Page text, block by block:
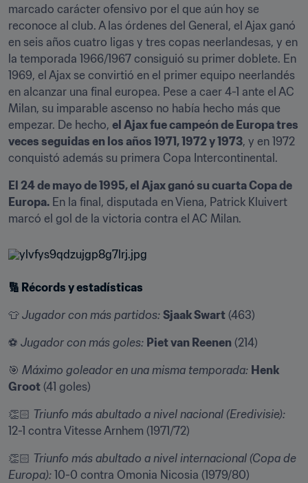
marcado carácter ofensivo por el que aún hoy se
reconoce al club. A las órdenes del General, el Ajax ganó
en seis años cuatro ligas y tres copas neerlandesas, y en
la temporada 1966/1967 consiguió su primer doblete. En
1969, el Ajax se convirtió en el primer equipo neerlandés
en alcanzar una final europea. Pese a caer 4-1 ante el AC
Milan, su imparable ascenso no había hecho más que
empezar. De hecho, el Ajax fue campeón de Europa tres
veces seguidas en los años 1971, 1972 y 1973, y en 1972
conquistó además su primera Copa Intercontinental.
El 24 de mayo de 1995, el Ajax ganó su cuarta Copa de
Europa. En la final, disputada en Viena, Patrick Kluivert
marcó el gol de la victoria contra el AC Milan.
🔢 Récords y estadísticas
👕 Jugador con más partidos: Sjaak Swart (463)
⚽️ Jugador con más goles: Piet van Reenen (214)
🎯 Máximo goleador en una misma temporada: Henk
Groot (41 goles)
👏🏻 Triunfo más abultado a nivel nacional (Eredivisie):
12-1 contra Vitesse Arnhem (1971/72)
👏🏻 Triunfo más abultado a nivel internacional (Copa de
Europa): 10-0 contra Omonia Nicosia (1979/80)